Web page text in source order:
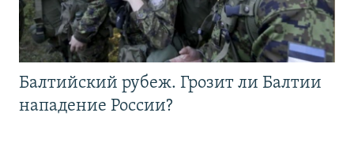
Балтийский рубеж. Грозит ли Балтии
нападение России?